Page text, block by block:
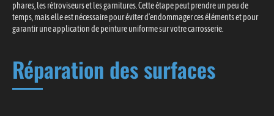
phares, les rétroviseurs et les garnitures. Cette étape peut prendre un peu de
temps, mais elle est nécessaire pour éviter d’endommager ces éléments et pour
garantir une application de peinture uniforme sur votre carrosserie.
Réparation des surfaces